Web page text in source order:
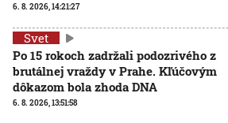
6. 8. 2026, 14:21:27
Svet
Po 15 rokoch zadržali podozrivého z
brutálnej vraždy v Prahe. Kľúčovým
dôkazom bola zhoda DNA
6. 8. 2026, 13:51:58